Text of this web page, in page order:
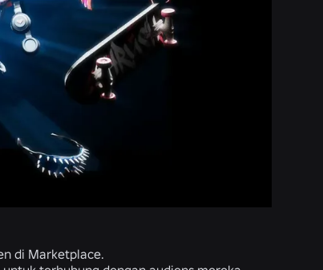
di Marketplace.